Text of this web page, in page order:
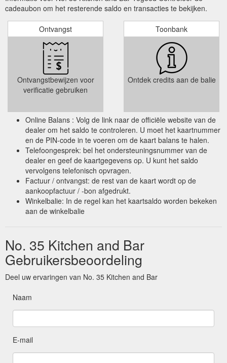
cadeaubon om het resterende saldo en transacties te bekijken.
Ontvangst
Ontvangstbewijzen voor
verificatie gebruiken
Toonbank
Ontdek credits aan de balie
Online Balans : Volg de link naar de officiële website van de
dealer om het saldo te controleren. U moet het kaartnummer
en de PIN-code in te voeren om de kaart balans te halen.
Telefoongesprek: bel het ondersteuningsnummer van de
dealer en geef de kaartgegevens op. U kunt het saldo
vervolgens telefonisch opvragen.
Factuur / ontvangst: de rest van de kaart wordt op de
aankoopfactuur / -bon afgedrukt.
Winkelbalie: In de regel kan het kaartsaldo worden bekeken
aan de winkelbalie
No. 35 Kitchen and Bar
Gebruikersbeoordeling
Deel uw ervaringen van No. 35 Kitchen and Bar
Naam
E-mail